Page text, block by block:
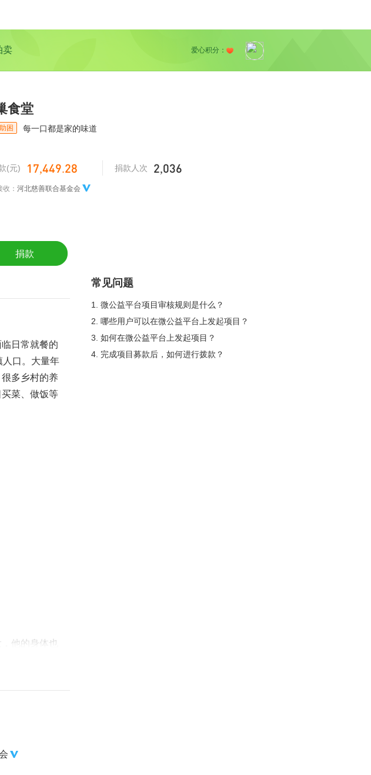
卖 爱心积分：
食堂
困 每一口都是家的味道
(元) 17,449.28 捐款人次 2,036
： 河北慈善联合基金会
捐款
日常就餐的
人口。大量年
多乡村的养
菜、做饭等
他的身体也
他刚为九十
常见问题
1. 微公益平台项目审核规则是什么？
2. 哪些用户可以在微公益平台上发起项目？
3. 如何在微公益平台上发起项目？
4. 完成项目募款后，如何进行拨款？